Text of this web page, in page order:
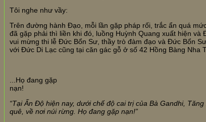
Tôi nghe như vầy:
Trên đường hành Đạo, mỗi lần gặp pháp rối, trắc ẩn quá
đã gặp phải thì liền khi đó, luồng Huỳnh Quang xuất hiện
vui mừng thi lễ Đức Bổn Sư, thầy trò đàm đạo và Đức Bổn
với Đức Di Lạc cũng tại căn gác gỗ ở số 42 Hồng Bàng Nha
...Họ đang gặp
nạn!
“Tại Ấn Độ hiện nay, dưới chế độ cai trị của Bà Gandhi,
quê, về nơi núi rừng. Họ đang gặp nạn!”